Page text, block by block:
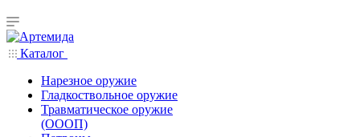
Каталог
Нарезное оружие
Гладкоствольное оружие
Травматическое оружие
(ОООП)